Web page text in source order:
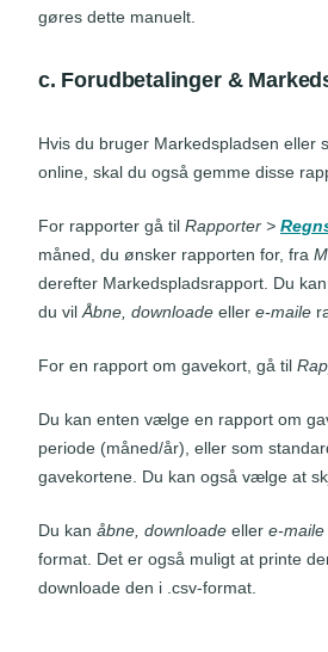
gøres dette manuelt.
c. Forudbetalinger &
Hvis du bruger Markedspladsen eller
online, skal du også gemme disse
For rapporter gå til Rapporter >
måned, du ønsker rapporten for, fra
derefter Markedspladsrapport. Du
du vilÅbne, downloade eller e-maile
For en rapport om gavekort, gå til
Du kan enten vælge en rapport om
periode (måned/år), eller som
gavekortene. Du kan også vælge at
Du kan åbne, downloade eller e-maile
format. Det er også muligt at printe
downloade den i .csv-format.